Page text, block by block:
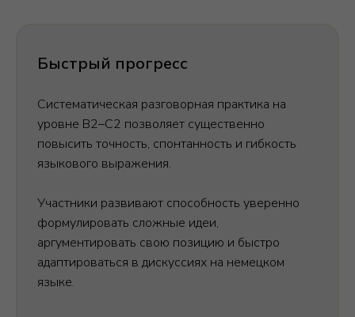
Быстрый прогресс
Систематическая разговорная практика на
уровне B2–C2 позволяет существенно
повысить точность, спонтанность и гибкость
языкового выражения.
Участники развивают способность уверенно
формулировать сложные идеи,
аргументировать свою позицию и быстро
адаптироваться в дискуссиях на немецком
языке.